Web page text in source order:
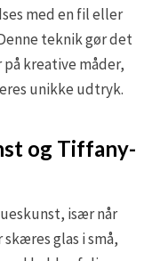
med en fil eller
teknik gør det
kreative måder,
unikke udtryk.
og Tiffany-
især når
glas i små,